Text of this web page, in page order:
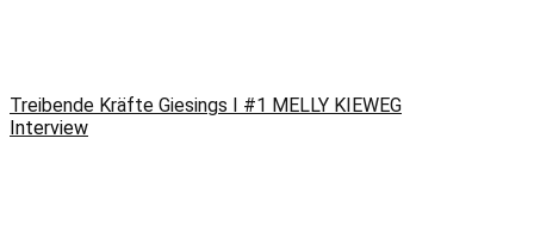
Treibende Kräfte Giesings I #1 MELLY KIEWEG
Interview